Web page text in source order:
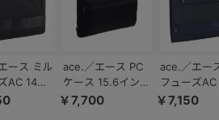
ース ミル
AC 14イ
PCケー
ace.／エース PC
ケース 15.6インチ
PC対応 ヨコ型
￥7,700
ace.／エー
フューズ
ュメントケ
￥7,150